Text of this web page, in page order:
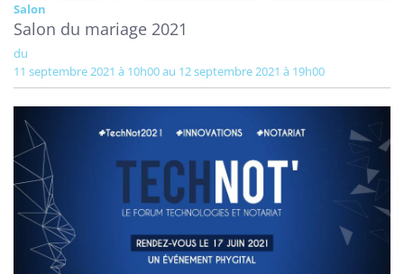
Salon
Salon du mariage 2021
du
11 septembre 2021 à 10h00 au 12 septembre 2021 à 19h00